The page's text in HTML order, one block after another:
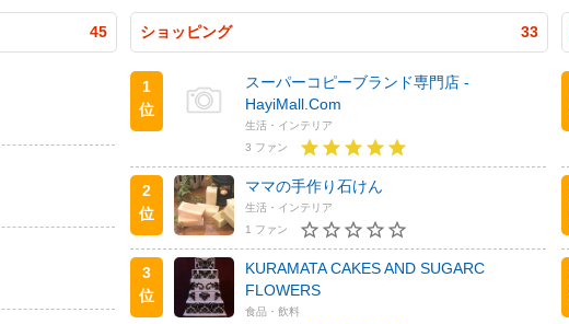
45 ショッピング 33
1
位
スーパーコピーブランド専門店 -
HayiMall.Com
生活・インテリア
3 ファン
2
位
ママの手作り石けん
生活・インテリア
1 ファン
3
位
KURAMATA CAKES AND SUGARC
FLOWERS
食品・飲料